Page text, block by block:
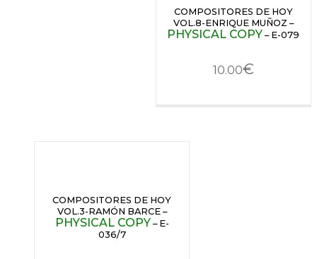
COMPOSITORES DE HOY
VOL.8-ENRIQUE MUÑOZ –
PHYSICAL COPY – E-079
10.00€
COMPOSITORES DE HOY
VOL.3-RAMÓN BARCE –
PHYSICAL COPY – E-
036/7